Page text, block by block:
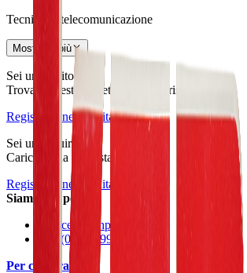
Tecnica di telecomunicazione
Mostra di più
Sei un fornitore?
Trova richieste perfettamente corrispondenti.
Registrazione gratuita
Sei un acquirente?
Carica la tua richiesta.
Registrazione gratuita
Siamo qui per voi
service@techpilot.com
+49 (0) 89 599 444 400
Per compratori